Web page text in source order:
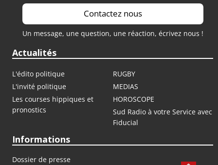
Contactez nous
Un message, une question, une réaction, écrivez nous !
Actualités
L'édito politique
RUGBY
L'invité politique
MEDIAS
Les courses hippiques et
pronostics
HOROSCOPE
Sud Radio à votre Service avec
Fiducial
Informations
Dossier de presse